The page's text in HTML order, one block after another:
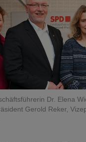
Dr. Elena
Gerold Reker,